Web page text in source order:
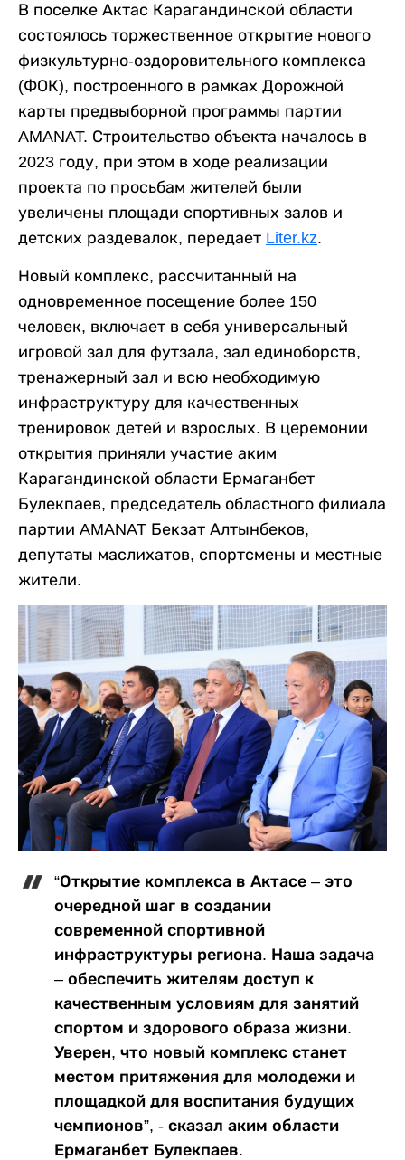
В поселке Актас Карагандинской области
состоялось торжественное открытие нового
физкультурно-оздоровительного комплекса
(ФОК), построенного в рамках Дорожной
карты предвыборной программы партии
AMANAT. Строительство объекта началось в
2023 году, при этом в ходе реализации
проекта по просьбам жителей были
увеличены площади спортивных залов и
детских раздевалок, передает Liter.kz.
Новый комплекс, рассчитанный на
одновременное посещение более 150
человек, включает в себя универсальный
игровой зал для футзала, зал единоборств,
тренажерный зал и всю необходимую
инфраструктуру для качественных
тренировок детей и взрослых. В церемонии
открытия приняли участие аким
Карагандинской области Ермаганбет
Булекпаев, председатель областного филиала
партии AMANAT Бекзат Алтынбеков,
депутаты маслихатов, спортсмены и местные
жители.
“Открытие комплекса в Актасе – это
очередной шаг в создании
современной спортивной
инфраструктуры региона. Наша задача
– обеспечить жителям доступ к
качественным условиям для занятий
спортом и здорового образа жизни.
Уверен, что новый комплекс станет
местом притяжения для молодежи и
площадкой для воспитания будущих
чемпионов”, - сказал аким области
Ермаганбет Булекпаев.